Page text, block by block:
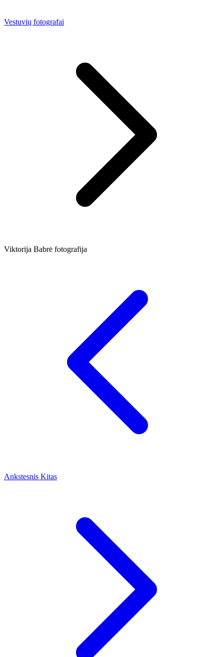
Vestuvių fotografai
Viktorija Babrė fotografija
Ankstesnis Kitas